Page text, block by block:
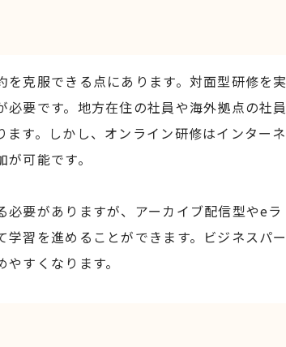
克服できる点にあります。対面型研修を実
要です。地方在住の社員や海外拠点の社員
す。しかし、オンライン研修はインターネ
可能です。
要がありますが、アーカイブ配信型やeラ
習を進めることができます。ビジネスパー
すくなります。